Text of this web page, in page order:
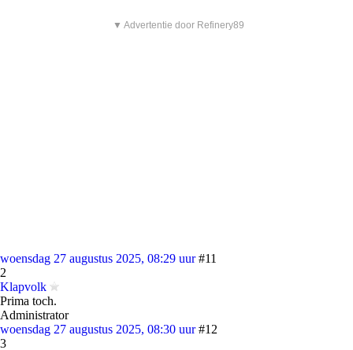
▼ Advertentie door Refinery89
woensdag 27 augustus 2025, 08:29 uur #11
2
Klapvolk
Prima toch.
Administrator
woensdag 27 augustus 2025, 08:30 uur #12
3